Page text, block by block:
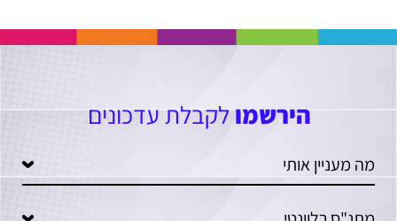
הירשמולקבלת עדכונים